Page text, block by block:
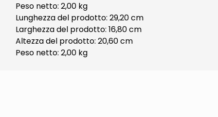
Peso netto: 2,00 kg
Lunghezza del prodotto: 29,20 cm
Larghezza del prodotto: 16,80 cm
Altezza del prodotto: 20,60 cm
Peso netto: 2,00 kg